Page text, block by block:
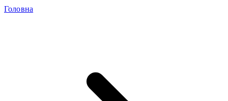
Головна